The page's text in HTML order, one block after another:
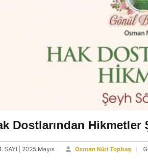
Dostlarından Hikmetler
SAYI | 2025 Mayıs Osman Nûri Topbaş